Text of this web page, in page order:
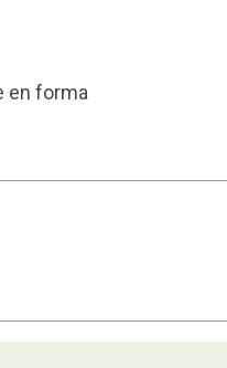
en forma